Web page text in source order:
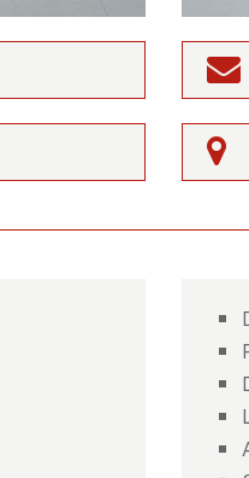
fermé le samedi 15 août